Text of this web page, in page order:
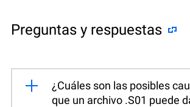
Preguntas y respuestas
¿Cuáles son las posibles
que un archivo .S01 puede